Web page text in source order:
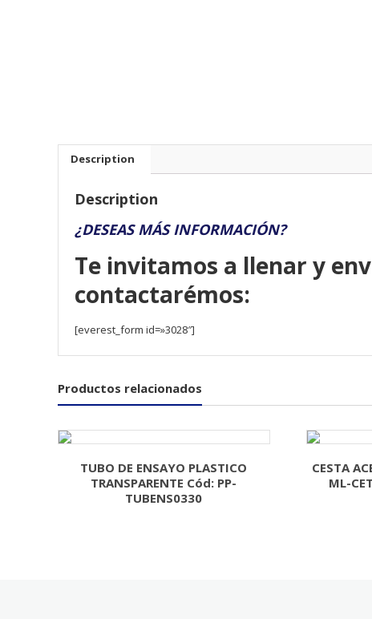
Description
Description
¿DESEAS MÁS INFORMACIÓN?
Te invitamos a llenar y
contactarémos:
[everest_form id=»3028″]
Productos relacionados
TUBO DE ENSAYO PLASTICO
TRANSPARENTE Cód: PP-
TUBENS0330
CESTA
ML-